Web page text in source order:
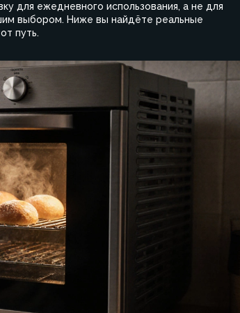
для ежедневного использования, а не для
выбором. Ниже вы найдёте реальные
путь.